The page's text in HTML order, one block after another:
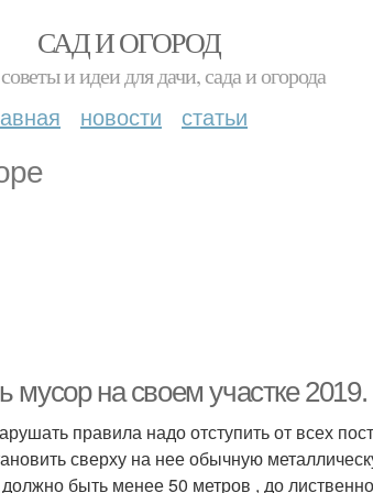
САД И ОГОРОД
и идеи для дачи, сада и огорода
новости статьи
на своем участке
правила надо отступить от всех
сверху на нее обычную
быть менее 50 метров , до